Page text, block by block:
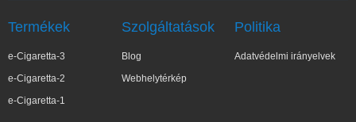
Termékek
e-Cigaretta-3
e-Cigaretta-2
e-Cigaretta-1
Szolgáltatások
Blog
Webhelytérkép
Politika
Adatvédelmi irányelvek